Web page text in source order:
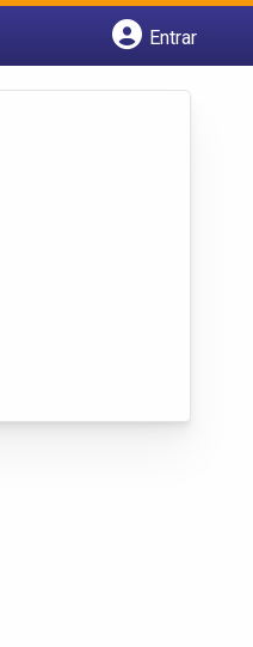
Entrar